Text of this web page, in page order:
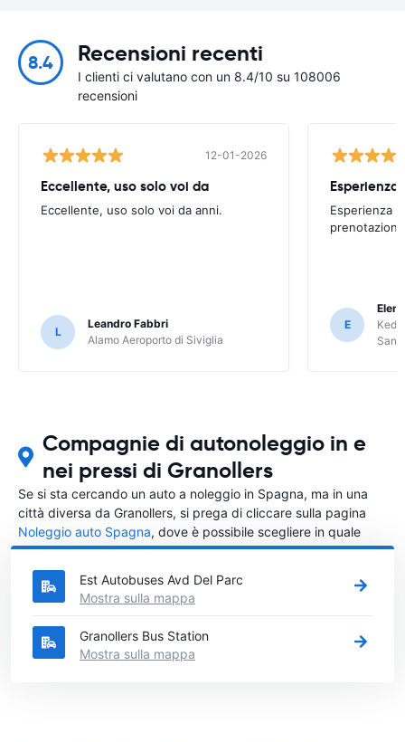
8.4 Recensioni recenti
I clienti ci valutano con un 8.4/10 su 108006
recensioni
12-01-2026
Eccellente, uso solo voi da
Eccellente, uso solo voi da anni.
L
Leandro Fabbri
Alamo Aeroporto di Siviglia
Esperienza
E
Compagnie di autonoleggio in e
nei pressi di Granollers
Se si sta cercando un auto a noleggio in Spagna, ma in una
città diversa da Granollers, si prega di cliccare sulla pagina
Noleggio auto Spagna, dove è possibile scegliere in quale
città in Spagna si vuole noleggiare l'auto.
Est Autobuses Avd Del Parc
Mostra sulla mappa
Granollers Bus Station
Mostra sulla mappa